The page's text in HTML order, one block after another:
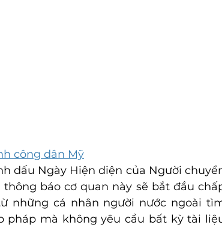
công dân Mỹ
dấu Ngày Hiện diện của Người
báo cơ quan này sẽ bắt đầu
những cá nhân người nước ngoài
pháp mà không yêu cầu bất kỳ tài